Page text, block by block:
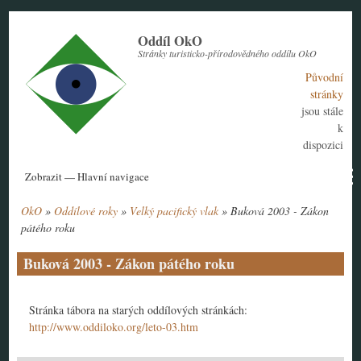
Oddíl OkO
Stránky turisticko-přírodovědného oddílu OkO
Původní
stránky
jsou stále
k
dispozici
Hlavní
Zobrazit — Hlavní navigace
Aktuální rok
Historie
Nábor členů
Kontakt
Tábor
Návody
Drobečková
OkO Oddílové roky Velký pacifický vlak
Buková 2003 - Zákon
pátého roku
Buková 2003 - Zákon pátého roku
Stránka tábora na starých oddílových stránkách:
http://www.oddiloko.org/leto-03.htm